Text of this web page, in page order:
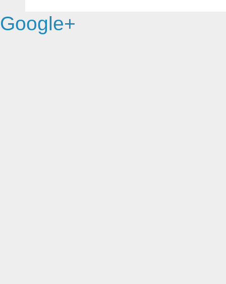
Google+